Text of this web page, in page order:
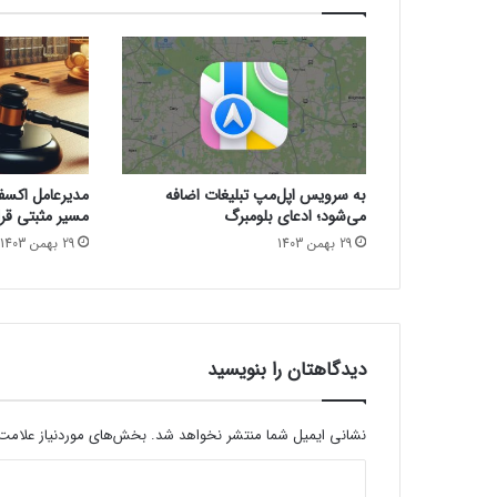
ش
ی
ب
ا
ز
ا
ر
[
د
ی
۱
۰
۳
به سرویس اپل‌مپ تبلیغات اضافه
می‌شود؛ ادعای بلومبرگ
29 بهمن 1403
مدیرعامل
مسیر مثبتی
29 بهمن 1403
دیدگاهتان را بنویسید
نشانی ایمیل شما منتشر نخواهد شد. بخش‌های موردنیاز